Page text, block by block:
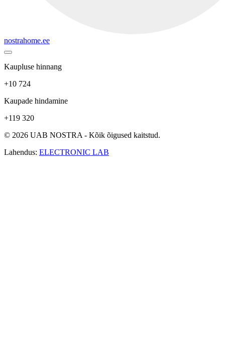
nostrahome.ee
Kaupluse hinnang
+10 724
Kaupade hindamine
+119 320
© 2026 UAB NOSTRA - Kõik õigused kaitstud.
Lahendus: ELECTRONIC LAB